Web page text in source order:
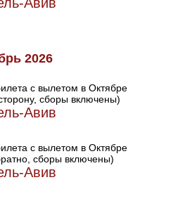
2026
с вылетом в Октябре
сборы включены)
Авив
с вылетом в Октябре
сборы включены)
Авив